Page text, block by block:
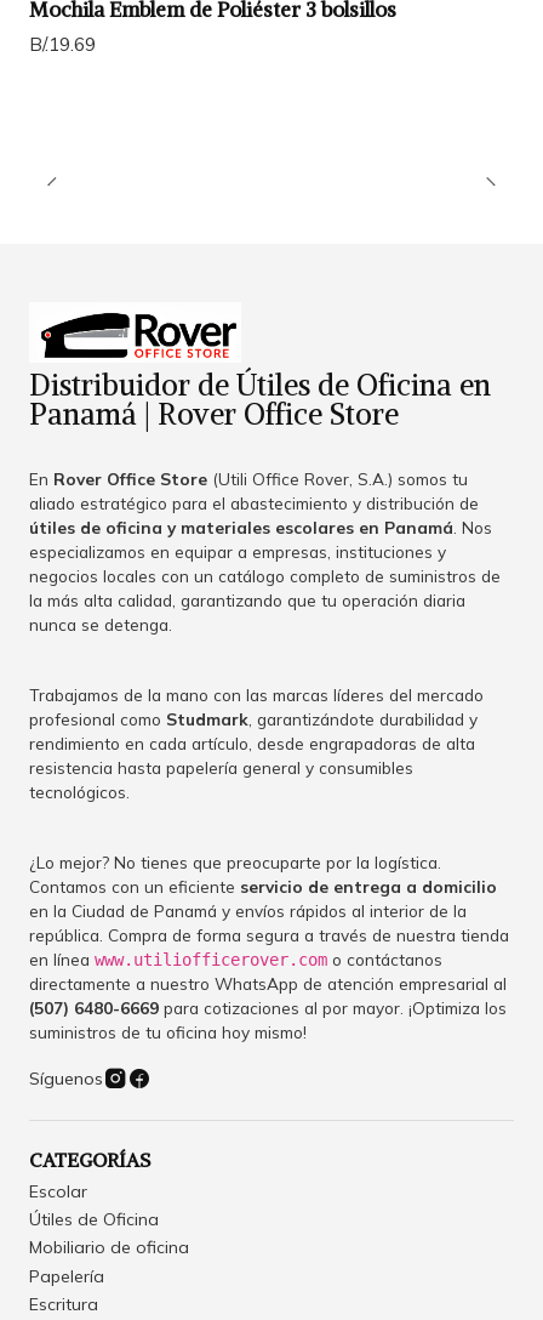
Mochila Emblem de Poliéster 3 bolsillos
B/.19.69
Distribuidor de Útiles de Oficina en
Panamá | Rover Office Store
En Rover Office Store (Utili Office Rover, S.A.) somos tu
aliado estratégico para el abastecimiento y distribución de
útiles de oficina y materiales escolares en Panamá . Nos
especializamos en equipar a empresas, instituciones y
negocios locales con un catálogo completo de suministros de
la más alta calidad, garantizando que tu operación diaria
nunca se detenga.
Trabajamos de la mano con las marcas líderes del mercado
profesional como Studmark , garantizándote durabilidad y
rendimiento en cada artículo, desde engrapadoras de alta
resistencia hasta papelería general y consumibles
tecnológicos.
¿Lo mejor? No tienes que preocuparte por la logística.
Contamos con un eficiente servicio de entrega a domicilio
en la Ciudad de Panamá y envíos rápidos al interior de la
república. Compra de forma segura a través de nuestra tienda
en línea www.utiliofficerover.com o contáctanos
directamente a nuestro WhatsApp de atención empresarial al
(507) 6480-6669 para cotizaciones al por mayor. ¡Optimiza los
suministros de tu oficina hoy mismo!
Síguenos
CATEGORÍAS
Escolar
Útiles de Oficina
Mobiliario de oficina
Papelería
Escritura